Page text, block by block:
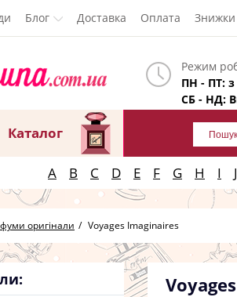
Блог Доставка Оплата Знижки
Режим
ПН - ПТ: з
СБ - НД:
Каталог
A B C D E F G H I J
оригінали Voyages Imaginaires